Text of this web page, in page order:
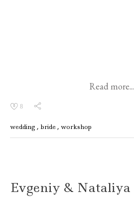
Read more...
8
wedding bride workshop
Evgeniy & Nataliya